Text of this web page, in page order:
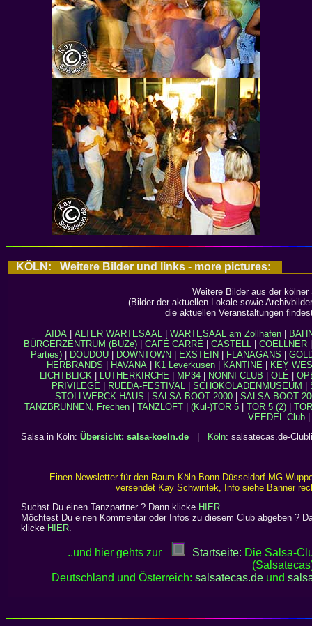
KÖLN: Weitere Bilder und links - more pictures:
Weitere Bilder aus der kölner
(Bilder der aktuellen Lokale sowie
die aktuellen Veranstaltungen
AIDA| ALTER WARTESAAL| WARTESAAL am Zollhafen|
BÜRGERZENTRUM (BÜZe)
CAFÉ CARRÉ CASTELL COELLNER
Parties)| DOUDOU| DOWNTOWN EXSTEIN FLANAGANS
HERBRANDS
HAVANA K1 Leverkusen KANTINE
KEY
LICHTBLICK
LUTHERKIRCHE MP34 NONNI-CLUB OLÉ
PRIVILEGE| RUEDA-FESTIVAL| SCHOKOLADENMUSEUM
STOLLWERCK-HAUS
SALSA-BOOT 2000
SALSA-BOOT
TANZBRUNNEN, Frechen| TANZLOFT| (Kul-)TOR 5| TOR 5 (2)|
VEEDEL Club
Salsa in Köln: Übersicht: salsa-koeln.de Köln: salsatecas.de-
Einen Newsletter für den Raum Köln-Bonn-Düsseldorf-MG-
versendet Kay Schwintek, Info siehe Banner
Suchst Du einen Tanzpartner ? Dann klicke HIER.
Möchtest Du einen Kommentar oder Infos zu diesem Club abgeben ?
klicke HIER.
..und hier gehts zur Startseite: Die Salsa-
Deutschland und Österreich: salsatecas.de und